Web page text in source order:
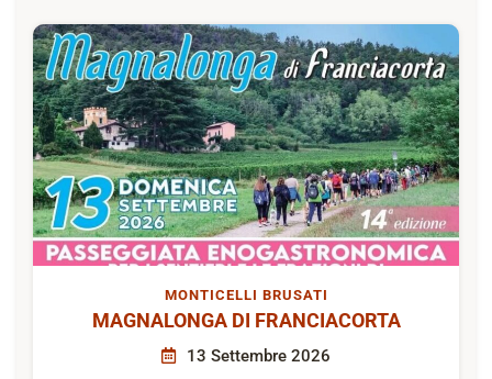
MONTICELLI BRUSATI
MAGNALONGA DI FRANCIACORTA
13 Settembre 2026